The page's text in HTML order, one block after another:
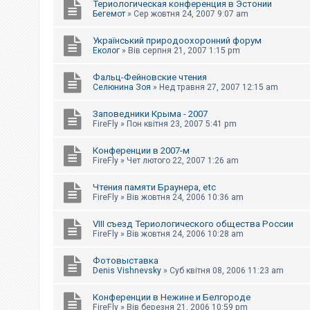
Териологическая конференция в Эстонии
Бегемот » Сер жовтня 24, 2007 9:07 am
Український природоохоронний форум
Еколог » Вів серпня 21, 2007 1:15 pm
Фальц-Фейновские чтения
Селюнина Зоя » Нед травня 27, 2007 12:15 am
Заповедники Крыма - 2007
FireFly » Пон квітня 23, 2007 5:41 pm
Конференции в 2007-м
FireFly » Чет лютого 22, 2007 1:26 am
Чтения памяти Браунера, etc
FireFly » Вів жовтня 24, 2006 10:36 am
VIII съезд Териологического общества России
FireFly » Вів жовтня 24, 2006 10:28 am
Фотовыставка
Denis Vishnevsky » Суб квітня 08, 2006 11:23 am
Конференции в Нежине и Белгороде
FireFly » Вів березня 21, 2006 10:59 pm